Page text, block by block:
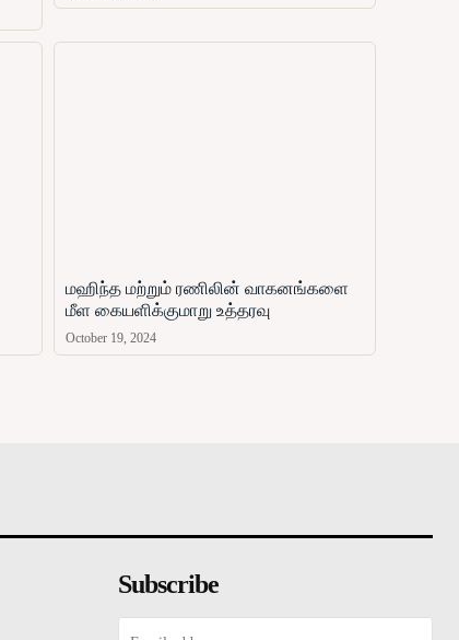
மஹிந்த மற்றும் ரணிலின் வாகனங்களை
மீள கையளிக்குமாறு உத்தரவு
October 19, 2024
Subscribe